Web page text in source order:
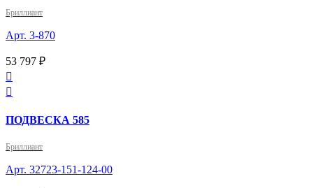
Бриллиант
Арт. 3-870
53 797 ₽


ПОДВЕСКА 585
Бриллиант
Арт. 32723-151-124-00